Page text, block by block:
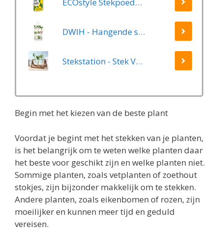
DWIH - Hangende stekjes boom - Geschikt voor 15 stekjes, bloemen, waterplanten (Hydroponie)
Stekstation - Stek Vaasjes - 3 Glazen Vaasjes - Planten Stekken - Stek Glaasjes - Hydrocultuur
Begin met het kiezen van de beste plant
Voordat je begint met het stekken van je planten,
is het belangrijk om te weten welke planten daar
het beste voor geschikt zijn en welke planten niet.
Sommige planten, zoals vetplanten of zoethout
stokjes, zijn bijzonder makkelijk om te stekken.
Andere planten, zoals eikenbomen of rozen, zijn
moeilijker en kunnen meer tijd en geduld
vereisen.